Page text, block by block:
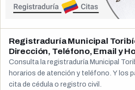
Registraduría Municipal
Dirección, Teléfono, Email y
Consulta la registraduría Municipal
horarios de atención y teléfono. Y los
cita de cédula o registro civil.